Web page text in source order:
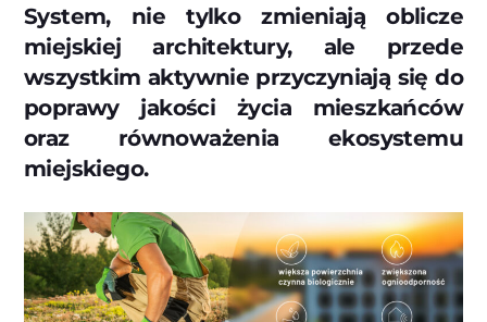
System, nie tylko zmieniają oblicze
miejskiej architektury, ale przede
wszystkim aktywnie przyczyniają się do
poprawy jakości życia mieszkańców
oraz równoważenia ekosystemu
miejskiego.